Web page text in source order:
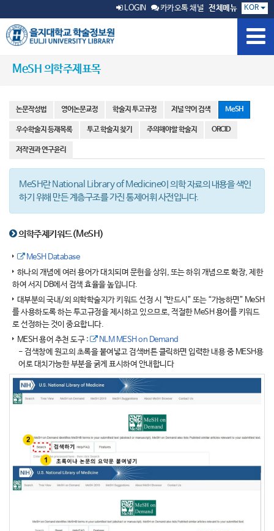
LOGIN 카카오톡 채널 전체메뉴 KOR
MeSH 의학주제표목
논문작성법 영어논문교정 학술지 투고규정 저널 약어 검색 MeSH
우수학술지 등재목록 투고 학술지 찾기 주의해야할 학술지 ORCID
저작권과 연구윤리
MeSH란 National Library of Medicine이 의학 자료의 내용을 색인
하기 위해 만든 계층구조를 가진 통제어휘 사전입니다.
의학주제키워드(MeSH)
MeSH Database
하나의 개념에 여러 용어가 대치되며 문헌을 상위, 또는 하위 개념으로 확장, 제한
하여 서지 DB에서 검색 효율을 높입니다.
대부분의 국내/외 의학학술지가 키워드 선정 시 “반드시” 또는 “가능하면” MeSH
를 사용하도록 하는 투고규정을 제시하고 있으므로, 적절한 MeSH 용어를 키워드
로 선정하는 것이 중요합니다.
MESH 용어 추천 도구 :
NLM MESH on Demand
- 검색창에 원고의 초록을 붙여넣고 검색버튼 클릭하면 입력한 내용 중 MESH용
어로 대치가능한 부분을 굵게 표시하여 안내합니다